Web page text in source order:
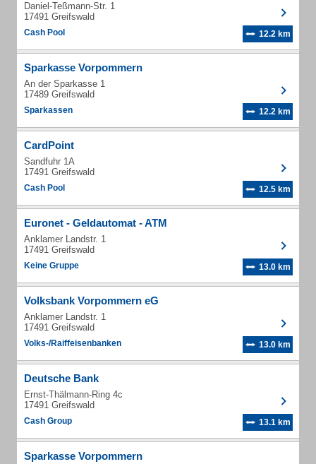
Daniel-Teßmann-Str. 1
17491 Greifswald
Cash Pool 12.2 km
Sparkasse Vorpommern
An der Sparkasse 1
17489 Greifswald
Sparkassen 12.2 km
CardPoint
Sandfuhr 1A
17491 Greifswald
Cash Pool 12.5 km
Euronet - Geldautomat - ATM
Anklamer Landstr. 1
17491 Greifswald
Keine Gruppe 13.0 km
Volksbank Vorpommern eG
Anklamer Landstr. 1
17491 Greifswald
Volks-/Raiffeisenbanken 13.0 km
Deutsche Bank
Ernst-Thälmann-Ring 4c
17491 Greifswald
Cash Group 13.1 km
Sparkasse Vorpommern